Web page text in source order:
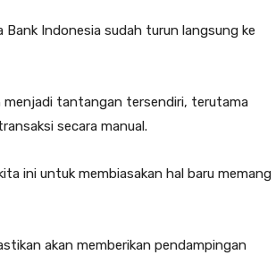
Indonesia sudah turun langsung ke
menjadi tantangan tersendiri, terutama
secara manual.
ini untuk membiasakan hal baru memang
akan memberikan pendampingan